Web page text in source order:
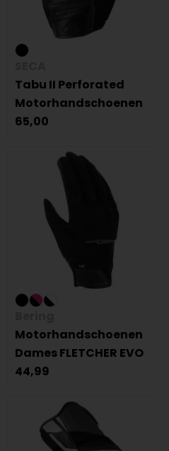
Tabu II Perforated
Motorhandschoenen
65,00
Motorhandschoenen
Dames FLETCHER EVO
44,99